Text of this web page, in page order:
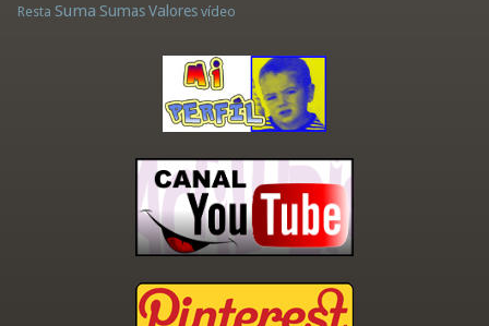
Resta Suma Sumas Valores vídeo